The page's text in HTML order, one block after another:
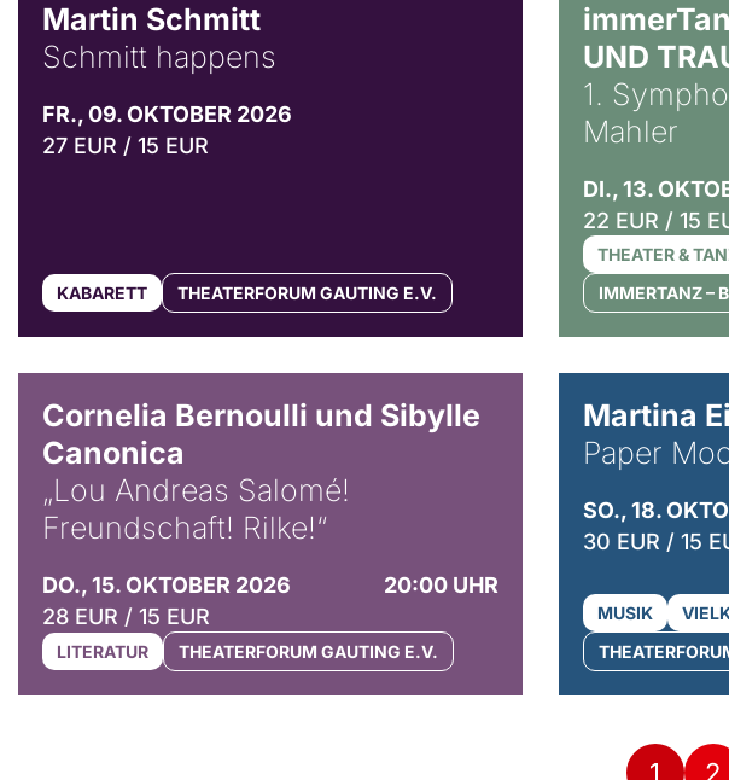
Martin Schmitt
Schmitt happens
FR., 09. OKTOBER 2026
27 EUR / 15 EUR
KABARETT THEATERFORUM GAUTING E.V.
UND
1.
Mahler
DI., 13.
22 EUR / 15
THEATER &
IMMERTANZ –
Cornelia Bernoulli und Sibylle
Canonica
„Lou Andreas Salomé!
Freundschaft! Rilke!“
DO., 15. OKTOBER 2026
20:00 UHR
28 EUR / 15 EUR
LITERATUR THEATERFORUM GAUTING E.V.
Martina
Paper
SO., 18.
30 EUR / 15
MUSIK
1 2